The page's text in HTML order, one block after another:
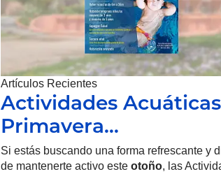
Artículos Recientes
Actividades Acuáticas
Primavera…
Si estás buscando una forma refrescante y
de mantenerte activo este otoño, las